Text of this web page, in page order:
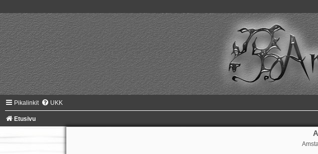
Pikalinkit UKK
Etusivu